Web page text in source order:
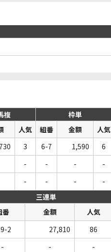
複 枠単
人気 組番 金額 人気
730 3 6-7 1,590 6
- - - -
- - - -
三連単
番 金額
人気
2 27,810
86
- -
-